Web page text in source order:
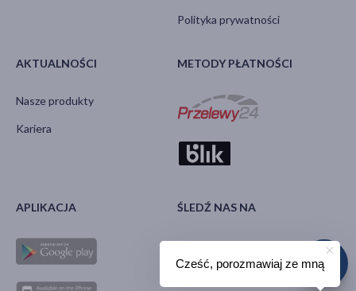
Polityka prywatności
AKTUALNOŚCI
Nasze produkty
Kariera
METODY PŁATNOŚCI
APLIKACJA ŚLEDŹ NAS NA
Cześć, porozmawiaj ze mną